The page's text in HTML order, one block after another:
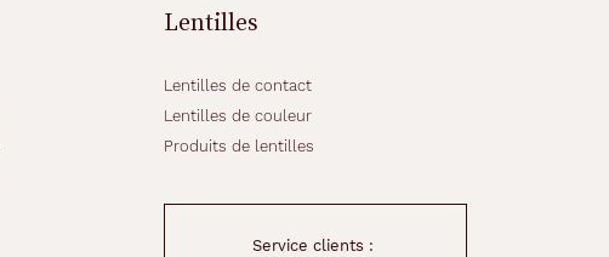
Lentilles
Lentilles de contact
Lentilles de couleur
Produits de lentilles
Service clients :